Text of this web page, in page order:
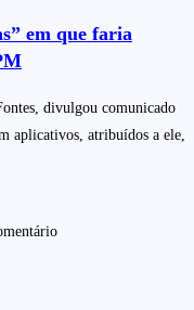
em que faria
divulgou comunicado
aplicativos, atribuídos a ele,